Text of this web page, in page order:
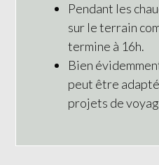
Pendant les
sur le terrain
termine à 16h.
Bien
peut être
projets de